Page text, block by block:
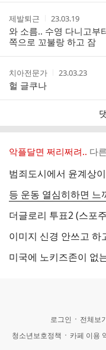
작
성
자
제발퇴근
작
성
시
간
23.03.19
와 소름.. 수영 다니고부
쪽으로 꼬불랑 하고 잠
작
성
자
치아전문가
작
간
23.03.23
헐 글쿠나
악플달면 쩌리쩌려.. 다
범죄도시에서 윤계상
등 운동 열심히하면 느
더글로리 투표2 (스포
이미지 신경 안쓰고 하
미국에 노키즈존이 없
로그인 전체보기
청소년보호정책
카페 이용